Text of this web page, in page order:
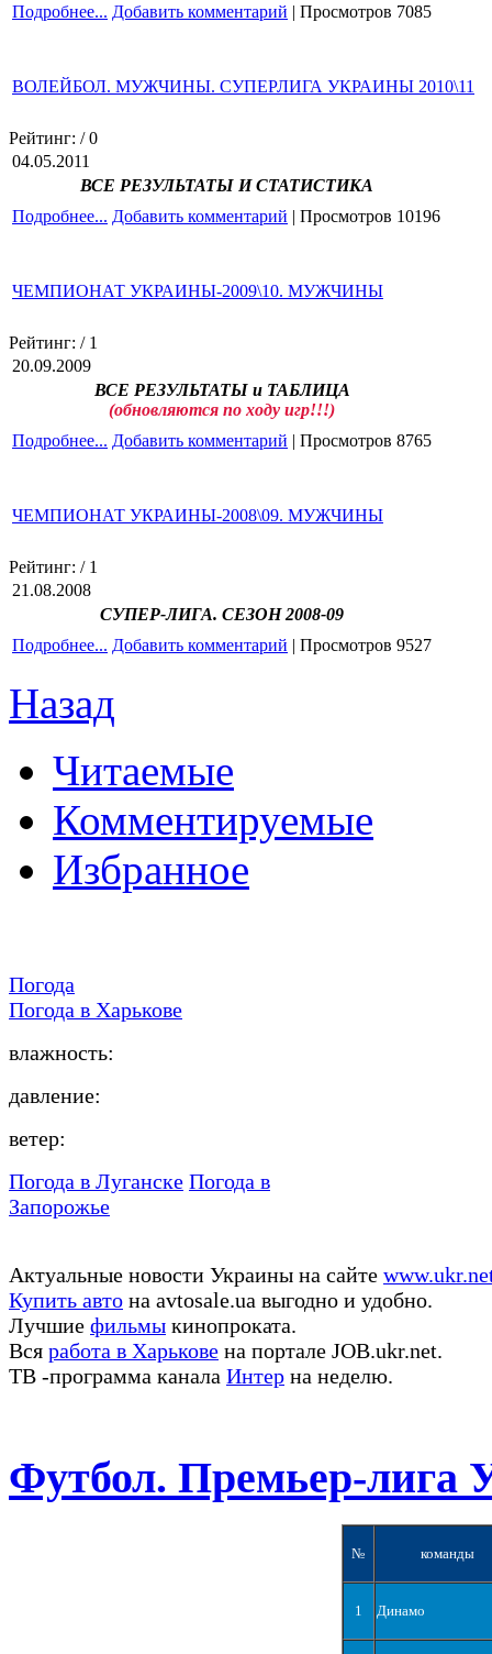
Подробнее... Добавить комментарий | Просмотров 7085
ВОЛЕЙБОЛ. МУЖЧИНЫ. СУПЕРЛИГА УКРАИНЫ 2010\11
Рейтинг: / 0
04.05.2011
ВСЕ РЕЗУЛЬТАТЫ И СТАТИСТИКА
Подробнее... Добавить комментарий | Просмотров 10196
ЧЕМПИОНАТ УКРАИНЫ-2009\10. МУЖЧИНЫ
Рейтинг: / 1
20.09.2009
ВСЕ РЕЗУЛЬТАТЫ и ТАБЛИЦА
(обновляются по ходу игр!!!)
Подробнее... Добавить комментарий | Просмотров 8765
ЧЕМПИОНАТ УКРАИНЫ-2008\09. МУЖЧИНЫ
Рейтинг: / 1
21.08.2008
СУПЕР-ЛИГА. СЕЗОН 2008-09
Подробнее... Добавить комментарий | Просмотров 9527
Назад
Читаемые
Комментируемые
Избранное
Погода
Погода в Харькове
влажность:
давление:
ветер:
Погода в Луганске Погода в
Запорожье
Актуальные новости Украины на сайте
Купить авто на avtosale.ua выгодно и удобно.
Лучшие фильмы кинопроката.
Вся работа в Харькове на портале JOB.ukr.net.
ТВ -программа канала Интер на неделю.
Футбол. Премьер-лига
№ команды
1 Динамо